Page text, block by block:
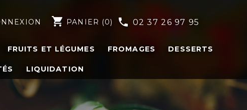
shopping_cart PANIER (0) phone 02 37 26 97 95
FRUITS ET LÉGUMES FROMAGES DESSERTS
LIQUIDATION